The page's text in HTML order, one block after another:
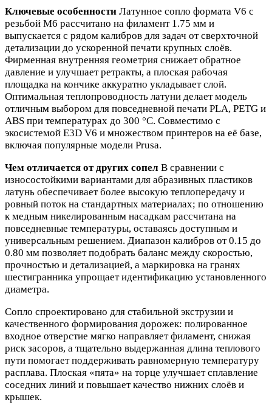
Ключевые особенности Латунное сопло формата V6 с
резьбой M6 рассчитано на филамент 1.75 мм и
выпускается с рядом калибров для задач от сверхточной
детализации до ускоренной печати крупных слоёв.
Фирменная внутренняя геометрия снижает обратное
давление и улучшает ретракты, а плоская рабочая
площадка на кончике аккуратно укладывает слой.
Оптимальная теплопроводность латуни делает модель
отличным выбором для повседневной печати PLA, PETG и
ABS при температурах до 300 °C. Совместимо с
экосистемой E3D V6 и множеством принтеров на её базе,
включая популярные модели Prusa.
Чем отличается от других сопел В сравнении с
износостойкими вариантами для абразивных пластиков
латунь обеспечивает более высокую теплопередачу и
ровный поток на стандартных материалах; по отношению
к медным никелированным насадкам рассчитана на
повседневные температуры, оставаясь доступным и
универсальным решением. Диапазон калибров от 0.15 до
0.80 мм позволяет подобрать баланс между скоростью,
прочностью и детализацией, а маркировка на гранях
шестигранника упрощает идентификацию установленного
диаметра.
Сопло спроектировано для стабильной экструзии и
качественного формирования дорожек: полированное
входное отверстие мягко направляет филамент, снижая
риск засоров, а тщательно выдержанная длина теплового
пути помогает поддерживать равномерную температуру
расплава. Плоская «пята» на торце улучшает сплавление
соседних линий и повышает качество нижних слоёв и
крышек.